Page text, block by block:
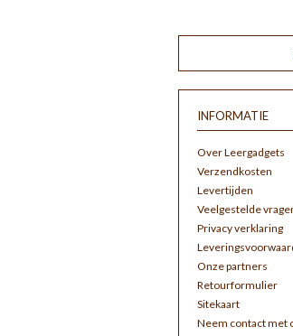
INFORMATIE
Over Leergadgets
Verzendkosten
Levertijden
Veelgestelde
Privacy verklaring
Onze partners
Retourformulier
Sitekaart
Neem contact met